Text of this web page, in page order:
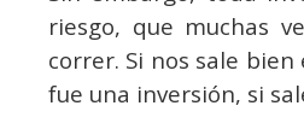
riesgo, que muchas
correr. Si nos sale
fue una inversión, si